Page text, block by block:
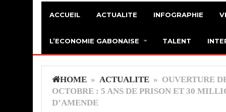
ACCUEIL ACTUALITE INFOGRAPHIE
L’ECONOMIE GABONAISE TALENT
HOME » ACTUALITE » OUVERTURE
OCTOBRE : 5 ANS DE PRISON ET 30
D’AMENDE